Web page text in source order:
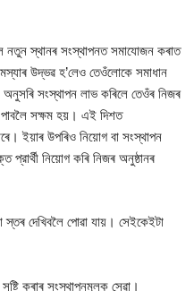
নতুন স্থানৰ সংস্থাপনত সমাযোজন কৰাত
উদ্ভৱ হ’লেও তেওঁলোকে সমাধান
অনুসৰি সংস্থাপন লাভ কৰিলে তেওঁৰ নিজৰ
সক্ষম হয়। এই দিশত
ইয়াৰ উপৰিও নিয়োগ বা সংস্থাপন
প্রার্থী নিয়োগ কৰি নিজৰ অনুষ্ঠানৰ
স্তৰ দেখিবলৈ পোৱা যায়। সেইকেইটা
কৰাৰ সংস্থাপনমূলক সেৱা।